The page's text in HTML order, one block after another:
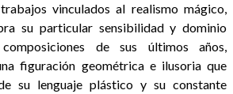
vinculados al realismo mágico,
su particular sensibilidad y dominio
de sus últimos años,
figuración geométrica e ilusoria que
su lenguaje plástico y su constante